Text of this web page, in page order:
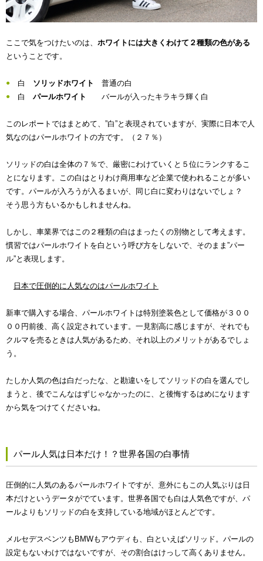
ここで気をつけたいのは、 ホワイトには大きくわけて２種類の色がある
ということです。
白 ソリッドホワイト
普通の白
白 パールホワイト バールが入ったキラキラ輝く白
このレポートではまとめて、”白”と表現されていますが、実際に日本で人
気なのはパールホワイトの方です。（２７％）
ソリッドの白は全体の７％で、厳密にわけていくと５位にランクするこ
とになります。この白はとりわけ商用車など企業で使われることが多い
です。パールが入ろうが入るまいが、同じ白に変わりはないでしょ？
そう思う方もいるかもしれませんね。
しかし、車業界ではこの２種類の白はまったくの別物として考えます。
慣習ではパールホワイトを白という呼び方をしないで、そのまま”パー
ル”と表現します。
日本で圧倒的に人気なのはパールホワイト
新車で購入する場合、パールホワイトは特別塗装色として価格が３００
００円前後、高く設定されています。一見割高に感じますが、それでも
クルマを売るときは人気があるため、それ以上のメリットがあるでしょ
う。
たしか人気の色は白だったな、と勘違いをしてソリッドの白を選んでし
まうと、後でこんなはずじゃなかったのに、と後悔するはめになります
から気をつけてくださいね。
パール人気は日本だけ！？世界各国の白事情
圧倒的に人気のあるパールホワイトですが、意外にもこの人気ぶりは日
本だけというデータがでています。世界各国でも白は人気色ですが、パ
ールよりもソリッドの白を支持している地域がほとんどです。
メルセデスベンツもBMWもアウディも、白といえばソリッド。パールの
設定もないわけではないですが、その割合はけっして高くありません。